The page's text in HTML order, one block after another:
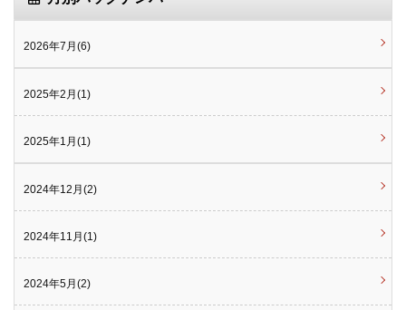
2026年7月(6)
2025年2月(1)
2025年1月(1)
2024年12月(2)
2024年11月(1)
2024年5月(2)